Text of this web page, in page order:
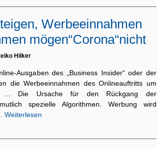
Werbeeinnahmen
mögen“Corona“nicht
Hilker
Ausgaben des „Business Insider“ oder der
die Werbeeinnahmen des Onlineauftritts um
… Die Ursache für den Rückgang der
spezielle Algorithmen. Werbung wird
Weiterlesen